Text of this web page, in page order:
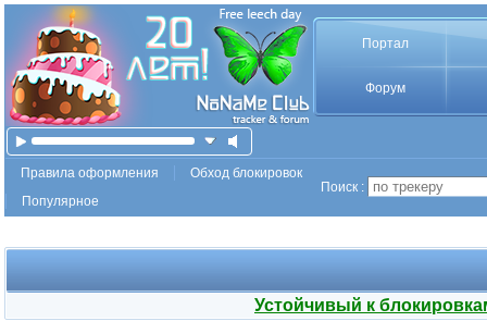
Портал
Форум
Правила оформления
Обход блокировок
Популярное
Поиск :
Устойчивый к